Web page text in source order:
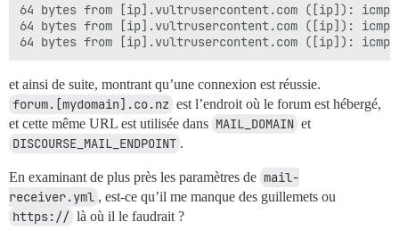
64 bytes from [ip].vultrusercontent.com ([ip]):
64 bytes from [ip].vultrusercontent.com ([ip]):
et ainsi de suite, montrant qu’une connexion est réussie.
forum.[mydomain].co.nz est l’endroit où le forum est hébergé,
et cette même URL est utilisée dans MAIL_DOMAIN et
DISCOURSE_MAIL_ENDPOINT .
En examinant de plus près les paramètres de mail-
receiver.yml , est-ce qu’il me manque des guillemets ou
https:// là où il le faudrait ?